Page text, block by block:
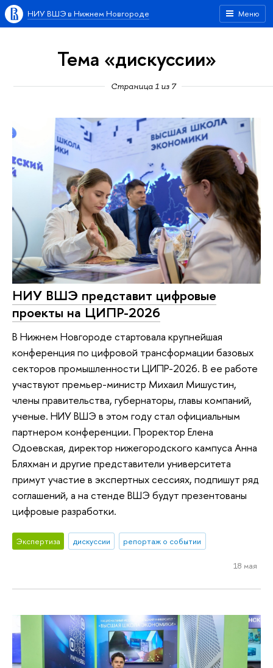
Меню
НИУ ВШЭ в Нижнем Новгороде
Тема «дискуссии»
Страница 1 из 7
НИУ ВШЭ представит цифровые
проекты на ЦИПР-2026
В Нижнем Новгороде стартовала крупнейшая
конференция по цифровой трансформации базовых
секторов промышленности ЦИПР-2026. В ее работе
участвуют премьер-министр Михаил Мишустин,
члены правительства, губернаторы, главы компаний,
ученые. НИУ ВШЭ в этом году стал официальным
партнером конференции. Проректор Елена
Одоевская, директор нижегородского кампуса Анна
Бляхман и другие представители университета
примут участие в экспертных сессиях, подпишут ряд
соглашений, а на стенде ВШЭ будут презентованы
цифровые разработки.
Экспертиза дискуссии репортаж о событии
18 мая